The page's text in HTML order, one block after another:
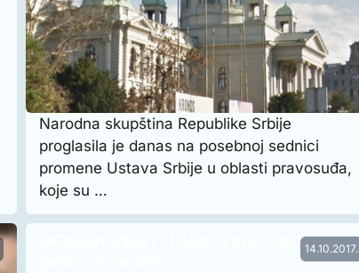
Narodna skupština Republike Srbije
proglasila je danas na posebnoj sednici
promene Ustava Srbije u oblasti pravosuđa,
koje su …
14.10.2017.
DOBRA VEST: Plate veće za 10%,